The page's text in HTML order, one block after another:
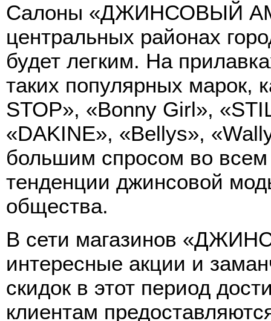
Салоны «ДЖИНСОВЫЙ
центральных районах
будет легким. На
таких популярных марок,
STOP», «Bonny Girl»,
«DAKINE», «Bellys»,
большим спросом во
тенденции джинсовой
общества.
В сети магазинов
интересные акции и
скидок в этот период
клиентам